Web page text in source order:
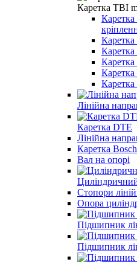
Каретка TBI
Лінійна
Каретка DTE
Лінійна
Каретка
Вал на опорі
Стопори
Опора
Підшипник
Підшипник